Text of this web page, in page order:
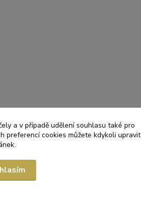
a v případě udělení souhlasu také pro
preferencí cookies můžete kdykoli upravit